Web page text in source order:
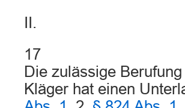
II.
17
Die zulässige
Kläger hat einen